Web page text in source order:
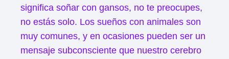
significa soñar con gansos, no te preocupes,
no estás solo. Los sueños con animales son
muy comunes, y en ocasiones pueden ser un
mensaje subconsciente que nuestro cerebro